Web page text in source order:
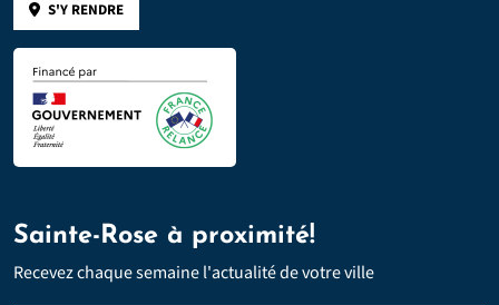
S'Y RENDRE
Sainte-Rose à proximité!
Recevez chaque semaine l'actualité de votre ville